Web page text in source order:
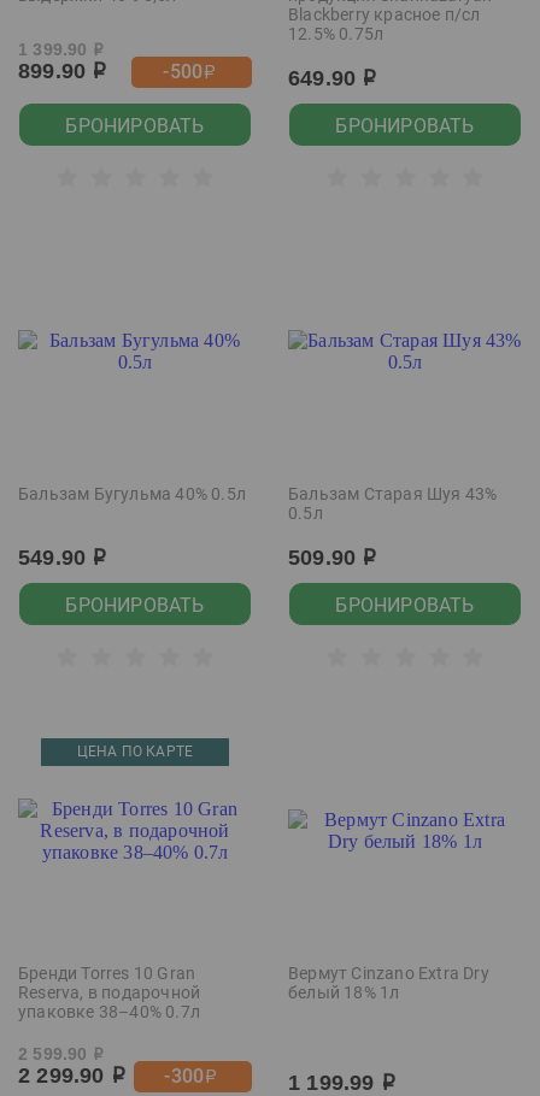
1 399.90 р
899.90 р -500р
БРОНИРОВАТЬ
Blackberry красное п/сл
12.5% 0.75л
649.90 р
БРОНИРОВАТЬ
Бальзам Бугульма 40% 0.5л
549.90 р
БРОНИРОВАТЬ
Бальзам Старая Шуя 43%
0.5л
509.90 р
БРОНИРОВАТЬ
ЦЕНА ПО КАРТЕ
Бренди Torres 10 Gran
Reserva, в подарочной
упаковке 38–40% 0.7л
2 599.90 р
2 299.90 р -300р
Вермут Cinzano Extra Dry
белый 18% 1л
1 199.99 р